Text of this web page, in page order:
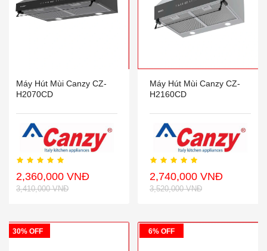
Máy Hút Mùi Canzy CZ-
H2070CD
2,360,000 VNĐ
3,410,000 VNĐ
Máy Hút Mùi Canzy CZ-
H2160CD
2,740,000 VNĐ
3,520,000 VNĐ
30% OFF 6% OFF